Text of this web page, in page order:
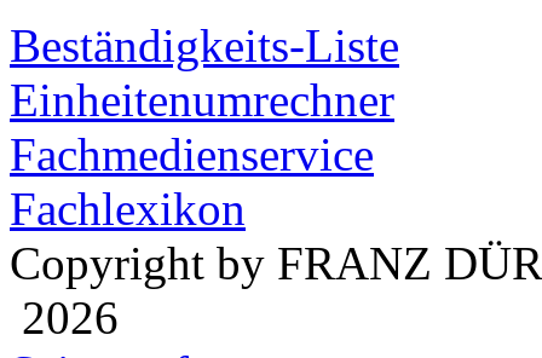
Beständigkeits-Liste
Einheitenumrechner
Fachmedienservice
Fachlexikon
Copyright by FRANZ
2026